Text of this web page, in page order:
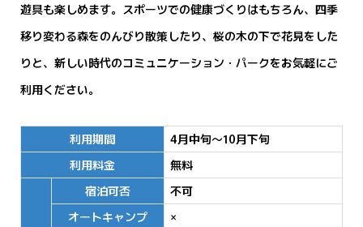
遊具も楽しめます。スポーツでの健康づくりはもちろん、四季
移り変わる森をのんびり散策したり、桜の木の下で花見をした
りと、新しい時代のコミュニケーション・パークをお気軽にご
利用ください。
利用期間
4月中旬～10月下旬
利用料金
無料
宿泊可否
不可
オートキャンプ
×